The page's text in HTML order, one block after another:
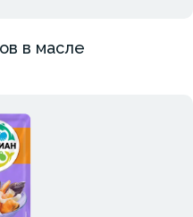
в масле